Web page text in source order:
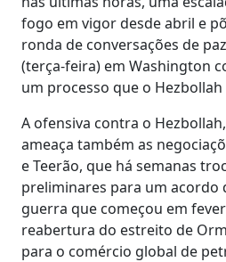
fogo em vigor desde abril e
ronda de conversações de
(terça-feira) em Washington
um processo que o
A ofensiva contra o
ameaça também as
e Teerão, que há semanas
preliminares para um acordo
guerra que começou em
reabertura do estreito de
para o comércio global de